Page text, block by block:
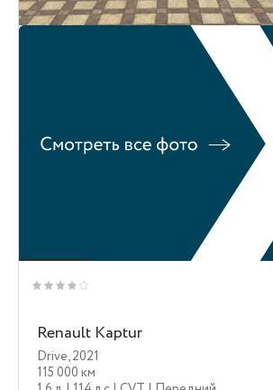
Renault Kaptur
Drive,2021
115 000 км